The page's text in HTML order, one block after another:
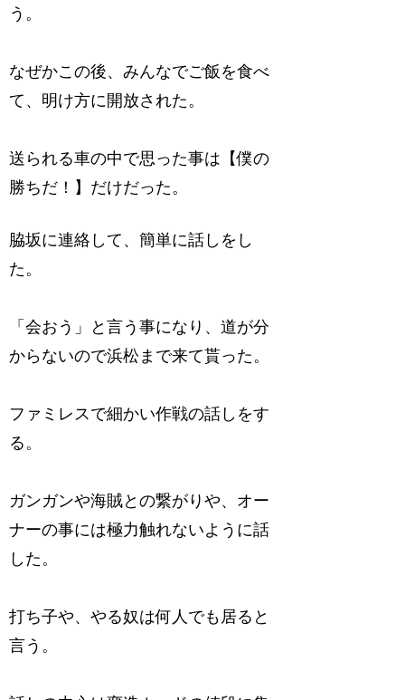
う。
なぜかこの後、みんなでご飯を食べ
て、明け方に開放された。
送られる車の中で思った事は【僕の
勝ちだ！】だけだった。
脇坂に連絡して、簡単に話しをし
た。
「会おう」と言う事になり、道が分
からないので浜松まで来て貰った。
ファミレスで細かい作戦の話しをす
る。
ガンガンや海賊との繋がりや、オー
ナーの事には極力触れないように話
した。
打ち子や、やる奴は何人でも居ると
言う。